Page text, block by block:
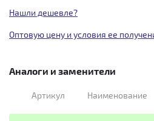
Нашли дешевле?
Оптовую цену и условия ее
Аналоги и заменители
Артикул Наименование